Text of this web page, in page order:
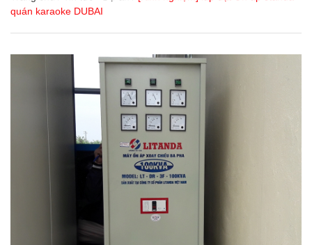
quán karaoke DUBAI